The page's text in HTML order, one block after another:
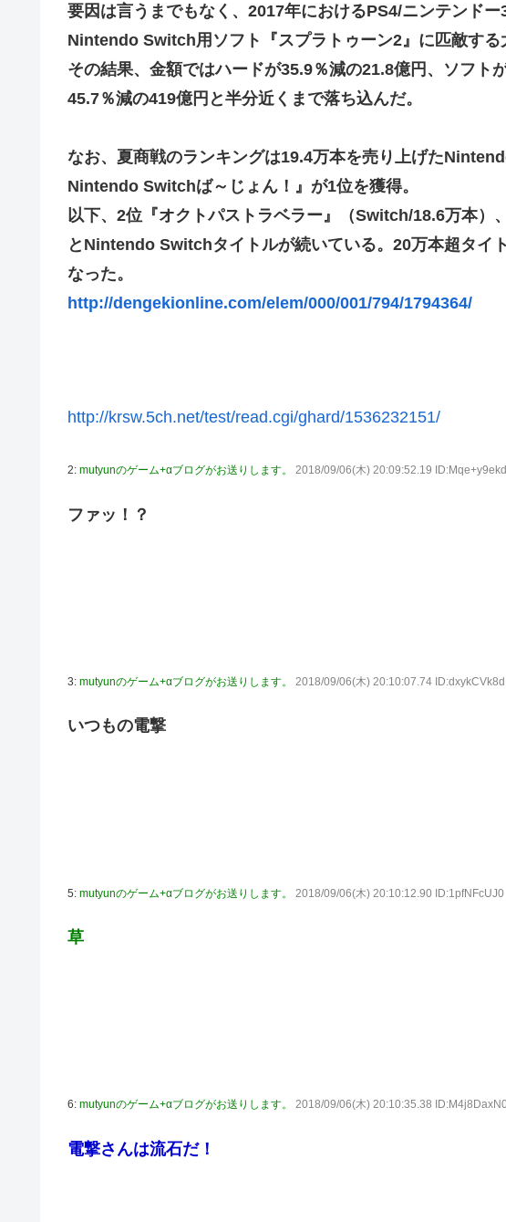
佐藤二朗、妻とのハグを報告「文〇砲より遥かに威力は弱いが、僕のノロ
【画像】こんな感じのクルマで車中泊旅したいよな？？？
「フリルもリボンもたくさんがいいのよね、ふふっ♪」対魔忍RPG・新イ
【デレマス】 810プロエアコン騒動【ぷちかれシリーズ】
その後」
【にじさんじ】七瀬、動物園でアシカに水をかけられビショビショに→たま
【デレマス】 和久井留美「夢を作って、いつか遊んで」
【画像】ファーストサマーウイカ、激変した姿に「本田望結ちゃんかと」
【悲報】ポケポケ、1年で1600万人が引退・・・
藤嶌果歩1st写真集の感想まとめ。おおむね好評【かほりん】【日向坂46】
ッカーだ」
国連が事実上の機能停止に陥りつつあると関係者が告白、特に役に立たな
要因は言うまでもなく、2017年におけるPS4/ニンテンド
Nintendo Switch用ソフト『スプラトゥーン2』に匹敵する
その結果、金額ではハードが35.9％減の21.8億円、ソフト
45.7％減の419億円と半分近くまで落ち込んだ。
なお、夏商戦のランキングは19.4万本を売り上げた
Nintendo Switchば～じょん！』が1位を獲得。
以下、2位『オクトパストラベラー』（Switch/18.6万本）
とNintendo Switchタイトルが続いている。20万本超タイ
なった。
http://dengekionline.com/elem/000/001/794/1794364/
http://krsw.5ch.net/test/read.cgi/ghard/1536232151/
2: mutyunのゲーム+αブログがお送りします。 2018/09/06(木) 20:09:52.19 ID:Mqe+y9ekd
ファッ！？
3: mutyunのゲーム+αブログがお送りします。 2018/09/06(木) 20:10:07.74 ID:dxykCVk8d
いつもの電撃
5: mutyunのゲーム+αブログがお送りします。 2018/09/06(木) 20:10:12.90 ID:1pfNFcUJ0
草
6: mutyunのゲーム+αブログがお送りします。 2018/09/06(木) 20:10:35.38
電撃さんは流石だ！